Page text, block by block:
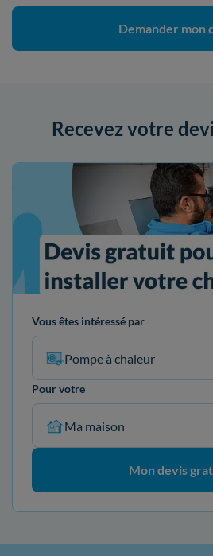
Demander mon
Recevez votre
Vous êtes intéressé par
Pompe à chaleur
Pour votre
Ma maison
Mon devis